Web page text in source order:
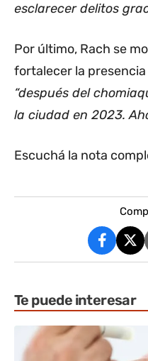
esclarecer delitos
Por último, Rach se
fortalecer la
“después del
la ciudad en 2023.
Escuchá la nota
Te puede interesar